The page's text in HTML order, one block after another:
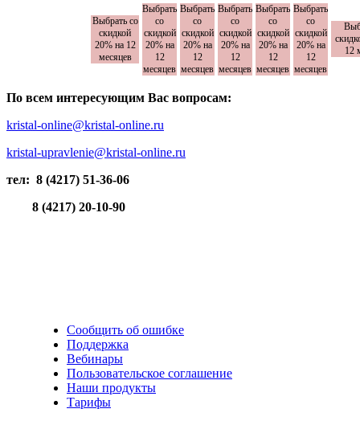
Выбрать со
скидкой
20% на 12
месяцев
Выбрать
со
скидкой
20% на
12
месяцев
Выбрать
со
скидкой
20% на
12
месяцев
Выбрать
со
скидкой
20% на
12
месяцев
Выбрать
со
скидкой
20% на
12
месяцев
Выбрать
со
скидкой
20% на
12
месяцев
12
По всем интересующим Вас вопросам:
kristal-online@kristal-online.ru
kristal-upravlenie@kristal-online.ru
тел: 8 (4217) 51-36-06
8 (4217) 20-10-90
Сообщить об ошибке
Поддержка
Вебинары
Пользовательское соглашение
Наши продукты
Тарифы